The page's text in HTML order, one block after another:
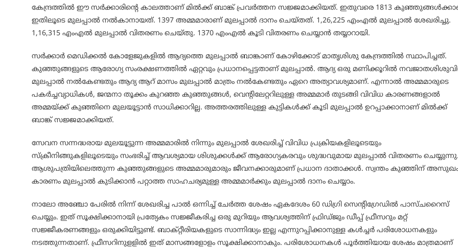
കേന്ദ്രത്തില്‍ ഈ സര്‍ക്കാരിന്റെ കാലത്താണ് മില്‍ക്ക് ബാങ്ക് പ്രവര്‍ത്തന സജ്ജമാക്കിയത്. ഇതുവരെ 1813
ഇതിലൂടെ മുലപ്പാല്‍ നല്‍കാനായത്. 1397 അമ്മമാരാണ് മുലപ്പാല്‍ ദാനം ചെയ്തത്. 1,26,225 എംഎല്‍ മുലപ്പാല്‍ ശേഖരിച്ചു.
1,16,315 എംഎല്‍ മുലപ്പാല്‍ വിതരണം ചെയ്തു. 1370 എംഎല്‍ കൂടി വിതരണം ചെയ്യാന്‍ തയ്യാറായി.
സര്‍ക്കാര്‍ മെഡിക്കല്‍ കോളേജുകളില്‍ ആദ്യത്തെ മുലപ്പാല്‍ ബാങ്കാണ് കോഴിക്കോട് മാതൃശിശു കേന്ദ്രത്തില്‍ സ്ഥാപിച്ചത്.
കുഞ്ഞുങ്ങളുടെ ആരോഗ്യ സംരക്ഷണത്തില്‍ ഏറ്റവും പ്രധാനപ്പെട്ടതാണ് മുലപ്പാല്‍. ആദ്യ ഒരു മണിക്കൂറില്‍
മുലപ്പാല്‍ നല്‍കേണ്ടതും ആദ്യ ആറ് മാസം മുലപ്പാല്‍ മാത്രം നല്‍കേണ്ടതും ഏറെ അത്യാവശ്യമാണ്. എന്നാല്‍ അമ്മമാരുടെ
പകര്‍ച്ചവ്യാധികള്‍, ജന്മനാ തൂക്കം കുറഞ്ഞ കുഞ്ഞുങ്ങള്‍, വെന്റിലേറ്ററിലുള്ള അമ്മമാര്‍ തുടങ്ങി വിവിധ കാരണങ്ങളാല്‍
അമ്മയ്ക്ക് കുഞ്ഞിനെ മുലയൂട്ടാന്‍ സാധിക്കാറില്ല. അത്തരത്തിലുള്ള കുട്ടികള്‍ക്ക് കൂടി മുലപ്പാല്‍ ഉറപ്പാക്കാനാണ് മില്‍ക്ക്
ബാങ്ക് സജ്ജമാക്കിയത്.
സേവന സന്നദ്ധരായ മുലയൂട്ടുന്ന അമ്മമാരില്‍ നിന്നും മുലപ്പാല്‍ ശേഖരിച്ച് വിവിധ പ്രക്രിയകളിലൂടെയും
സ്‌ക്രീനിങ്ങുകളിലൂടെയും സംഭരിച്ച് ആവശ്യമായ ശിശുക്കള്‍ക്ക് ആരോഗ്യകരവും ശുദ്ധവുമായ മുലപ്പാല്‍ വിതരണം
ആശുപത്രിയിലെത്തുന്ന കുഞ്ഞുങ്ങളുടെ അമ്മമാരുമാരും ജീവനക്കാരുമാണ് പ്രധാന ദാതാക്കള്‍. സ്വന്തം കുഞ്ഞിന്
കാരണം മുലപ്പാല്‍ കുടിക്കാന്‍ പറ്റാത്ത സാഹചര്യമുള്ള അമ്മമാര്‍ക്കും മുലപ്പാല്‍ ദാനം ചെയ്യാം.
നാലോ അഞ്ചോ പേരില്‍ നിന്ന് ശേഖരിച്ച പാല്‍ ഒന്നിച്ച് ചേര്‍ത്ത ശേഷം ഏകദേശം 60 ഡിഗ്രി സെന്റിഗ്രേഡില്‍ പാസ്ചറൈസ്
ചെയ്യും. ഇത് സൂക്ഷിക്കാനായി പ്രത്യേകം സജ്ജീകരിച്ച ഒരു മുറിയും ആവശ്യത്തിന് ഫ്രിഡ്ജും ഡീപ്പ് ഫ്രീസറും മറ്റ്
സജ്ജീകരണങ്ങളും ഒരുക്കിയിട്ടുണ്ട്. ബാക്റ്റീരിയകളുടെ സാന്നിദ്ധ്യം ഇല്ല എന്നുറപ്പിക്കാനുള്ള കള്‍ച്ചര്‍ പരിശോധനകളും
നടത്തുന്നതാണ്. ഫ്രീസറിനുളളില്‍ ഇത് മാസങ്ങളോളം സൂക്ഷിക്കാനാകും. പരിശോധനകള്‍ പൂര്‍ത്തിയായ ശേഷം മാത്രമാണ്